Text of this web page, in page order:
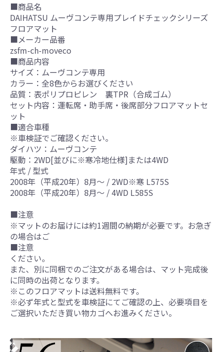
■商品名
DAIHATSU ムーヴコンテ専用プレイドチェックシリーズ
フロアマット
■メーカー品番
zsfm-ch-moveco
■商品内容
サイズ：ムーヴコンテ専用
カラー：全8色からお選びください
品質：表ポリプロピレン 裏TPR（合成ゴム）
セット内容：運転席・助手席・後席部分フロアマットセ
ット
■適合車種
※車検証でご確認ください。
ダイハツ：ムーヴコンテ
駆動：2WD[並びに※寒冷地仕様]または4WD
年式 / 型式
2008年（平成20年）8月～ / 2WD※寒 L575S
2008年（平成20年）8月～ / 4WD L585S
■注意
※マットのお届けには約1週間の納期が必要です。お急ぎ
の場合はご
■注意
ください。
また、別に同梱でのご注文がある場合は、マット完成後
に同時の出荷となります。
※このフロアマットは送料無料です。
※必ず年式と型式を車検証にてご確認の上、必要項目を
ご選択いただき買い物カゴへお進みください。